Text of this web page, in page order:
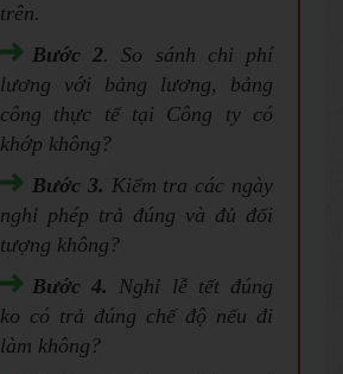
trên.
Bước 2. So sánh chi phí
lương với bảng lương, bảng
công thực tế tại Công ty có
khớp không?
Bước 3. Kiểm tra các ngày
nghỉ phép trả đúng và đủ đối
tượng không?
Bước 4. Nghỉ lễ tết đúng
ko có trả đúng chế độ nếu đi
làm không?